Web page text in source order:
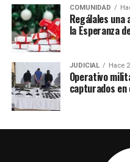
COMUNIDAD
Regálales una
la Esperanza
JUDICIAL Hace
Operativo
capturados en